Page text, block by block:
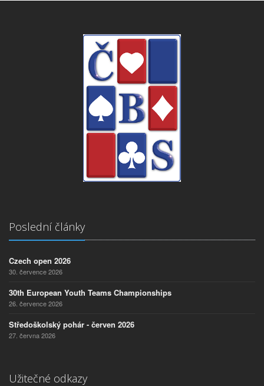
Poslední články
Czech open 2026
30. července 2026
30th European Youth Teams Championships
26. července 2026
Středoškolský pohár - červen 2026
27. června 2026
Užitečné odkazy